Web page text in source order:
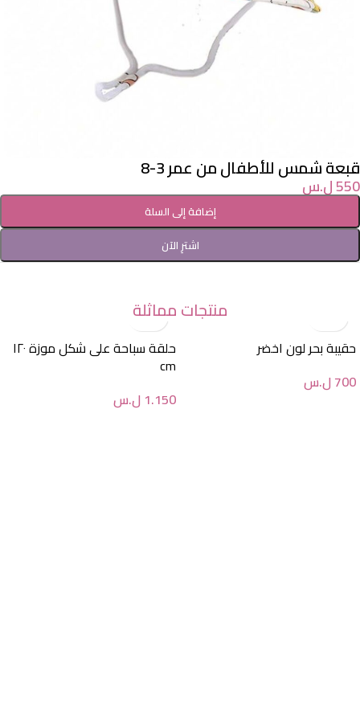
قبعة شمس للأطفال من عمر 3-8
550ل.س
إضافة إلى السلة
اشترِ الآن
منتجات مماثلة
حقيبة بحر لون اخضر
700 ل.س
حلقة سباحة على شكل موزة ١٢٠
cm
1.150 ل.س